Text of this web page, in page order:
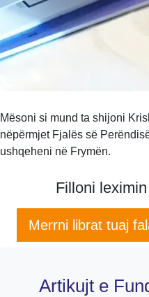
Mësoni si mund ta shijoni
nëpërmjet Fjalës së
ushqeheni në Frymën.
Filloni leximin
Merrni librat tuaj
Artikujt e